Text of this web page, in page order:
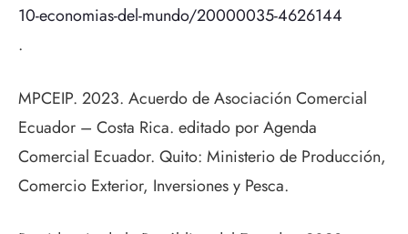
10-economias-del-mundo/20000035-4626144
.
MPCEIP. 2023. Acuerdo de Asociación Comercial
Ecuador – Costa Rica. editado por Agenda
Comercial Ecuador. Quito: Ministerio de Producción,
Comercio Exterior, Inversiones y Pesca.